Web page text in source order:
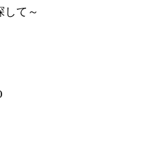
して～